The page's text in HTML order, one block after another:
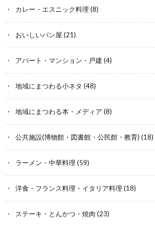
カレー・エスニック料理 (8)
おいしいパン屋 (21)
アパート・マンション・戸建 (4)
地域にまつわる小ネタ (48)
地域にまつわる本・メディア (8)
公共施設(博物館・図書館・公民館・教育) (18)
ラーメン・中華料理 (59)
洋食・フランス料理・イタリア料理 (18)
ステーキ・とんかつ・焼肉 (23)